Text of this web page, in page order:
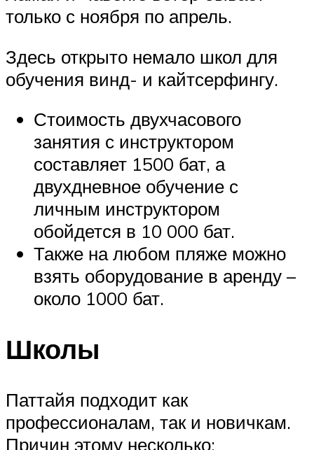
только с ноября по апрель.
Здесь открыто немало школ для
обучения винд- и кайтсерфингу.
Стоимость двухчасового
занятия с инструктором
составляет 1500 бат, а
двухдневное обучение с
личным инструктором
обойдется в 10 000 бат.
Также на любом пляже можно
взять оборудование в аренду –
около 1000 бат.
Школы
Паттайя подходит как
профессионалам, так и новичкам.
Причин этому несколько: